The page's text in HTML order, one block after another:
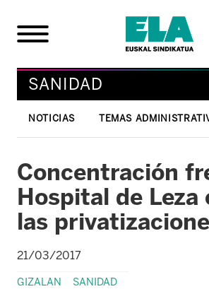
SANIDAD
NOTICIAS TEMAS
Concentración
Hospital de Leza
las
21/03/2017
GIZALAN SANIDAD